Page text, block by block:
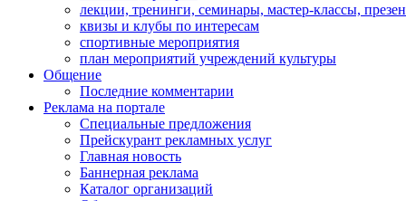
лекции, тренинги, семинары, мастер-классы,
квизы и клубы по интересам
спортивные мероприятия
план мероприятий учреждений культуры
Общение
Последние комментарии
Реклама на портале
Специальные предложения
Прейскурант рекламных услуг
Главная новость
Баннерная реклама
Каталог организаций